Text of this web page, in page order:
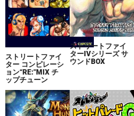
ストリートファイ
ター コンピレーシ
ョン“RE:"MIX チ
ップチューン
ストリートファイ
ターIVシリーズ サ
ウンドBOX